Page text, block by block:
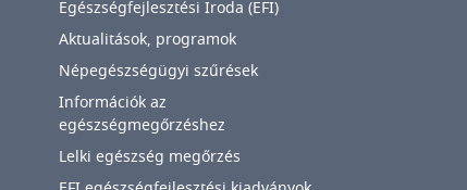
Egészségfejlesztési Iroda (EFI)
Aktualitások, programok
Népegészségügyi szűrések
Információk az
egészségmegőrzéshez
Lelki egészség megőrzés